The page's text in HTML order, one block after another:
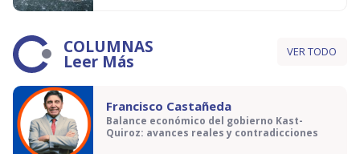
COLUMNAS
Leer Más VER TODO
Francisco Castañeda
Balance económico del gobierno Kast-
Quiroz: avances reales y contradicciones